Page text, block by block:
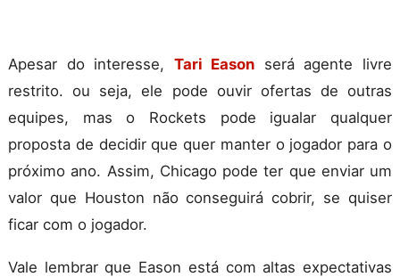
Apesar do interesse, Tari Eason será agente livre
restrito. ou seja, ele pode ouvir ofertas de outras
equipes, mas o Rockets pode igualar qualquer
proposta de decidir que quer manter o jogador para o
próximo ano. Assim, Chicago pode ter que enviar um
valor que Houston não conseguirá cobrir, se quiser
ficar com o jogador.
Vale lembrar que Eason está com altas expectativas